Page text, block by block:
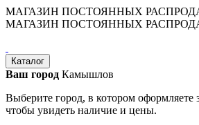
МАГАЗИН ПОСТОЯННЫХ
МАГАЗИН ПОСТОЯННЫХ
Каталог
Ваш город Камышлов
Выберите город, в котором оформляете
чтобы увидеть наличие и цены.